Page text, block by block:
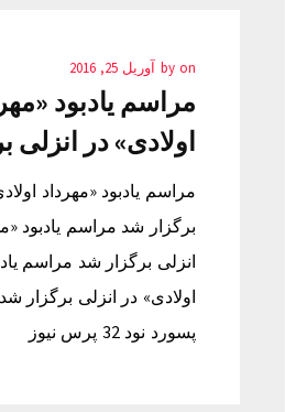
by on آوریل 25, 2016
مراسم یادبود
اولادی» در انزلی
مراسم یادبود «مهرداد
برگزار شد مراسم یادبود
انزلی برگزار شد مراسم
اولادی» در انزلی برگزار
پسورد نود 32 پرس نیوز